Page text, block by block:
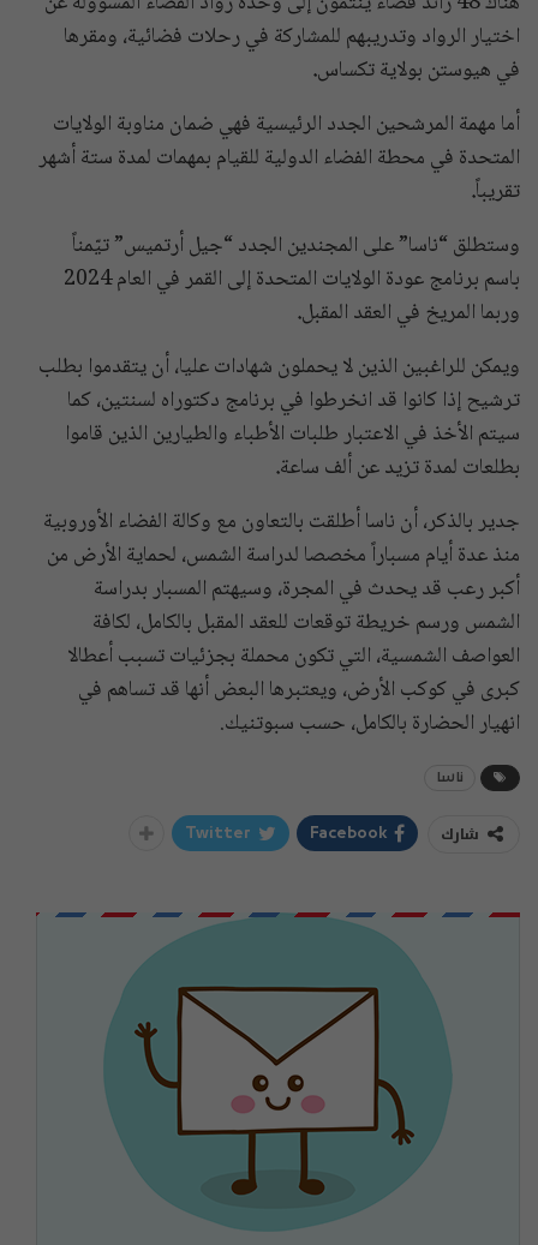
اختيار الرواد وتدريبهم للمشاركة في رحلات فضائية، ومقرها
في هيوستن بولاية تكساس.
أما مهمة المرشحين الجدد الرئيسية فهي ضمان مناوبة الولايات
المتحدة في محطة الفضاء الدولية للقيام بمهمات لمدة ستة أشهر
تقريباً.
وستطلق “ناسا” على المجندين الجدد “جيل أرتميس” تيّمناً
باسم برنامج عودة الولايات المتحدة إلى القمر في العام 2024
وربما المريخ في العقد المقبل.
ويمكن للراغبين الذين لا يحملون شهادات عليا، أن يتقدموا بطلب
ترشيح إذا كانوا قد انخرطوا في برنامج دكتوراه لسنتين، كما
سيتم الأخذ في الاعتبار طلبات الأطباء والطيارين الذين قاموا
بطلعات لمدة تزيد عن ألف ساعة.
جدير بالذكر، أن ناسا أطلقت بالتعاون مع وكالة الفضاء الأوروبية
منذ عدة أيام مسباراً مخصصا لدراسة الشمس، لحماية الأرض من
أكبر رعب قد يحدث في المجرة، وسيهتم المسبار بدراسة
الشمس ورسم خريطة توقعات للعقد المقبل بالكامل، لكافة
العواصف الشمسية، التي تكون محملة بجزئيات تسبب أعطالا
كبرى في كوكب الأرض، ويعتبرها البعض أنها قد تساهم في
انهيار الحضارة بالكامل، حسب سبوتنيك.
ناسا
شارك Facebook
Twitter